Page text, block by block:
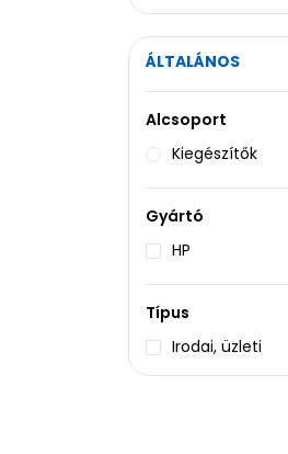
ÁLTALÁNOS
Alcsoport
Kiegészítők
Gyártó
HP
Típus
Irodai, üzleti